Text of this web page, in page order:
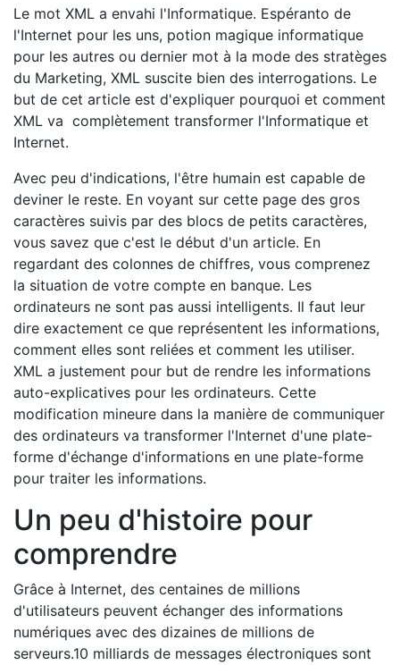
Le mot XML a envahi l'Informatique. Espéranto de
l'Internet pour les uns, potion magique informatique
pour les autres ou dernier mot à la mode des stratèges
du Marketing, XML suscite bien des interrogations. Le
but de cet article est d'expliquer pourquoi et comment
XML va complètement transformer l'Informatique et
Internet.
Avec peu d'indications, l'être humain est capable de
deviner le reste. En voyant sur cette page des gros
caractères suivis par des blocs de petits caractères,
vous savez que c'est le début d'un article. En
regardant des colonnes de chiffres, vous comprenez
la situation de votre compte en banque. Les
ordinateurs ne sont pas aussi intelligents. Il faut leur
dire exactement ce que représentent les informations,
comment elles sont reliées et comment les utiliser.
XML a justement pour but de rendre les informations
auto-explicatives pour les ordinateurs. Cette
modification mineure dans la manière de communiquer
des ordinateurs va transformer l'Internet d'une plate-
forme d'échange d'informations en une plate-forme
pour traiter les informations.
Un peu d'histoire pour
comprendre
Grâce à Internet, des centaines de millions
d'utilisateurs peuvent échanger des informations
numériques avec des dizaines de millions de
serveurs.10 milliards de messages électroniques sont